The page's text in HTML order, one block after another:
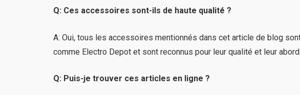
Q: Ces accessoires sont-ils de haute qualité ?
A: Oui, tous les accessoires mentionnés dans cet article de blog
comme Electro Depot et sont reconnus pour leur qualité et leur
Q: Puis-je trouver ces articles en ligne ?